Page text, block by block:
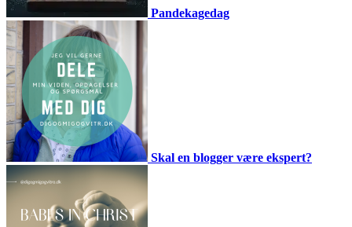
Pandekagedag
Skal en blogger være ekspert?